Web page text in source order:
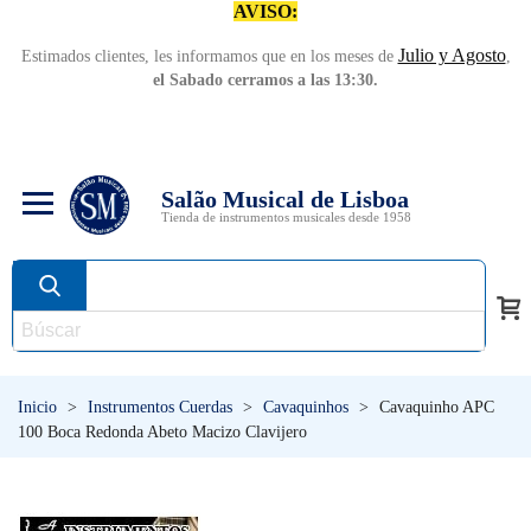
AVISO:
Estimados clientes, les informamos que en los meses de Julio y Agosto,
el Sabado cerramos a las 13:30.
Salão Musical de Lisboa
Tienda de instrumentos musicales desde 1958
Inicio > Instrumentos Cuerdas > Cavaquinhos >
Cavaquinho APC
100 Boca Redonda Abeto Macizo Clavijero